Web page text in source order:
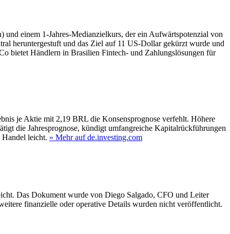
einem 1‑Jahres-Medianzielkurs, der ein Aufwärtspotenzial von
heruntergestuft und das Ziel auf 11 US-Dollar gekürzt wurde und
bietet Händlern in Brasilien Fintech‑ und Zahlungs­lösungen für
je Aktie mit 2,19 BRL die Konsensprognose verfehlt. Höhere
die Jahresprognose, kündigt umfangreiche Kapitalrückführungen
leicht. » Mehr auf de.investing.com
Das Dokument wurde von Diego Salgado, CFO und Leiter
finanzielle oder operative Details wurden nicht veröffentlicht.